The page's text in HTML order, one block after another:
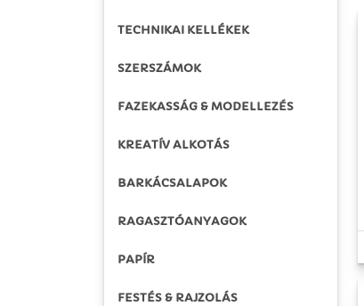
TECHNIKAI KELLÉKEK
SZERSZÁMOK
FAZEKASSÁG & MODELLEZÉS
KREATÍV ALKOTÁS
BARKÁCSALAPOK
RAGASZTÓANYAGOK
PAPÍR
FESTÉS & RAJZOLÁS